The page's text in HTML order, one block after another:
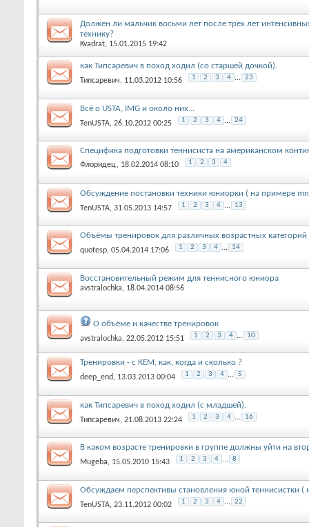
Должен ли мальчик восьми лет после трех лет
технику?
Kvadrat, 15.01.2015 19:42
как Типсаревич в поход ходил (cо старшей дочкой).
Типсаревич, 11.03.2012 10:56 1 2 3 4 ... 23
Всё о USTA, IMG и около них...
TenUSTA, 26.10.2012 00:25 1 2 3 4 ... 24
Специфика подготовки теннисиста на американском
Флоридец, 18.02.2014 08:10 1 2 3 4
Обсуждение постановки техники юниорки ( на примере
TenUSTA, 31.05.2013 14:57 1 2 3 4 ... 13
Объёмы тренировок для различных возрастных категорий
quotesp, 05.04.2014 17:06 1 2 3 4 ... 14
Восстановительный режим для теннисного юниора
avstralochka, 18.04.2014 08:56
О объёме и качестве тренировок
avstralochka, 22.05.2012 15:51 1 2 3 4 ... 10
Тренировки - c КЕМ, как, когда и сколько ?
deep_end, 13.03.2013 00:04 1 2 3 4 ... 5
как Типсаревич в поход ходил (с младшей).
Типсаревич, 21.08.2013 22:24 1 2 3 4 ... 16
В каком возрасте тренировки в группе должны уйти на
Mugeba, 15.05.2010 15:43 1 2 3 4 ... 8
Обсуждаем перспективы становления юной теннисистки (
TenUSTA, 23.11.2012 00:02 1 2 3 4 ... 22